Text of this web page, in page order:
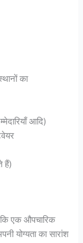
का
आदि)
हैं)
एक औपचारिक
योग्यता का सारांश